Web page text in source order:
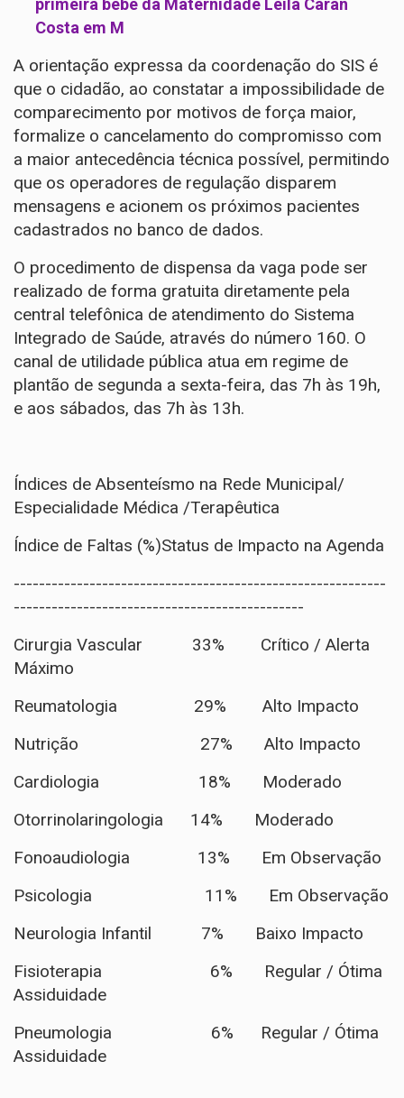
primeira bebê da Maternidade Leila Caran
Costa em M
A orientação expressa da coordenação do SIS é
que o cidadão, ao constatar a impossibilidade de
comparecimento por motivos de força maior,
formalize o cancelamento do compromisso com
a maior antecedência técnica possível, permitindo
que os operadores de regulação disparem
mensagens e acionem os próximos pacientes
cadastrados no banco de dados.
O procedimento de dispensa da vaga pode ser
realizado de forma gratuita diretamente pela
central telefônica de atendimento do Sistema
Integrado de Saúde, através do número 160. O
canal de utilidade pública atua em regime de
plantão de segunda a sexta-feira, das 7h às 19h,
e aos sábados, das 7h às 13h.
Índices de Absenteísmo na Rede Municipal/
Especialidade Médica /Terapêutica
Índice de Faltas (%)Status de Impacto na Agenda
-----------------------------------------------------------
----------------------------------------------
Cirurgia Vascular 33% Crítico / Alerta
Máximo
Reumatologia 29% Alto Impacto
Nutrição 27% Alto Impacto
Cardiologia 18% Moderado
Otorrinolaringologia 14% Moderado
Fonoaudiologia 13% Em Observação
Psicologia 11% Em Observação
Neurologia Infantil 7% Baixo Impacto
Fisioterapia 6% Regular / Ótima
Assiduidade
Pneumologia 6% Regular / Ótima
Assiduidade